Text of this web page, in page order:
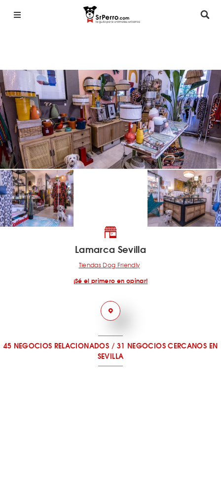
Lamarca Sevilla
Tiendas Dog Friendly
¡Sé el primero en opinar!
45 NEGOCIOS RELACIONADOS/31 NEGOCIOS CERCANOS EN
SEVILLA